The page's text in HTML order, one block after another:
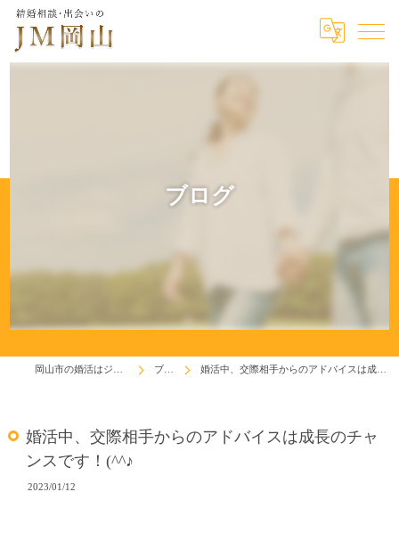
ブログ
ブログ 婚活中、交際相手からのアドバイスは成長のチャンスです！(^^♪
婚活中、交際相手からのアドバイスは成長のチャ
ンスです！(^^♪
2023/01/12